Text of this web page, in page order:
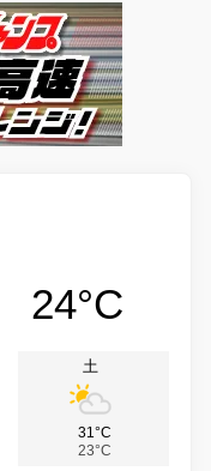
24°C
土
31°C
23°C